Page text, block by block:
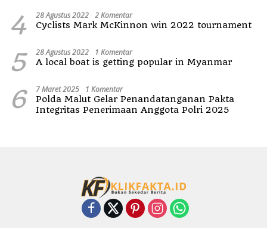
4 28 Agustus 2022 2 Komentar
Cyclists Mark McKinnon win 2022 tournament
5 28 Agustus 2022 1 Komentar
A local boat is getting popular in Myanmar
6 7 Maret 2025 1 Komentar
Polda Malut Gelar Penandatanganan Pakta
Integritas Penerimaan Anggota Polri 2025